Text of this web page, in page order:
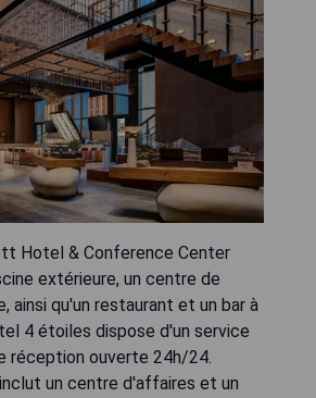
Hotel & Conference Center
extérieure, un centre de
ainsi qu'un restaurant et un bar à
4 étoiles dispose d'un service
réception ouverte 24h/24.
un centre d'affaires et un